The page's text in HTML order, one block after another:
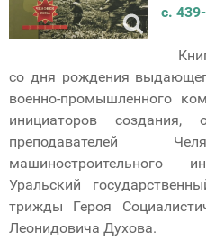
с.
со дня рождения
военно-промышленного
инициаторов создания,
преподавателей
машиностроительного
Уральский
трижды Героя
Леонидовича Духова.